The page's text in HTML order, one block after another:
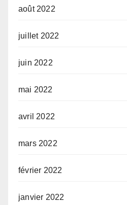
août 2022
juillet 2022
juin 2022
mai 2022
avril 2022
mars 2022
février 2022
janvier 2022